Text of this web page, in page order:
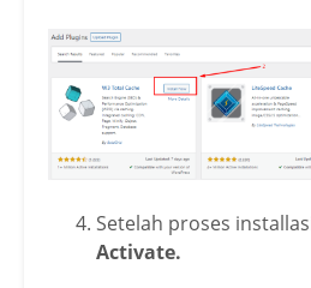
Setelah proses
Activate.